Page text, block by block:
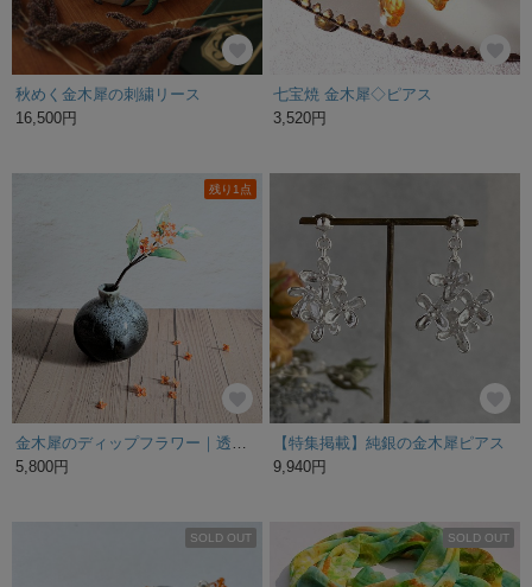
秋めく金木犀の刺繍リース
16,500円
七宝焼 金木犀◇ピアス
3,520円
残り1点
5,800円
【特集掲載】純銀の金木犀ピアス
9,940円
SOLD OUT SOLD OUT